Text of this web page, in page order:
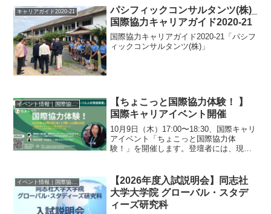
キャリアガイド2020-21
パシフィックコンサルタンツ(株)_
国際協力キャリアガイド2020-21
国際協力キャリアガイド2020-21「パシフ
ィックコンサルタンツ(株)」
イベント情報｜国際協力に関するイベント・セミナー・インターン情報
【ちょこっと国際協力体験！ 】
国際キャリアイベント開催
10月9日（木）17:00〜18:30、国際キャリ
アイベント「ちょこっと国際協力体
験！」を開催します。登壇者には、現在
協力の現場からの声をお届けします。大
谷氏のこ...
【2026年度入試説明会】同志社
大学大学院 グローバル・スタデ
ィーズ研究科